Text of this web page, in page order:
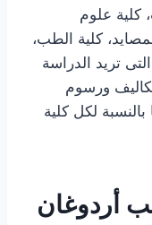
كلية علوم
كلية الطب،
تريد الدراسة
ورسوم
لكل كلية
أردوغان